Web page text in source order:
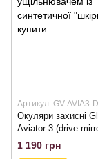
Артикул: GV-AVIA3-
Окуляри захисні
Aviator-3 (drive
коричневі зі з'ємним
ущільнювачем із
1 190 грн